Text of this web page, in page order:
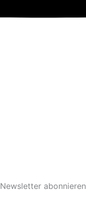
Newsletter abonnieren